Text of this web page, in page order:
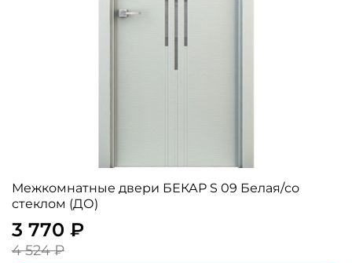
Межкомнатные двери БЕКАР S 09 Белая/со
стеклом (ДО)
3 770 ₽
4 524 ₽